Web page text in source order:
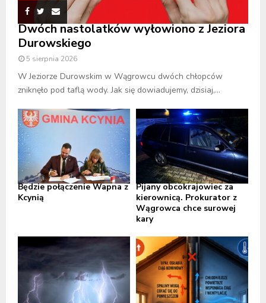
Dwóch nastolatków wyłowiono z Jeziora
Durowskiego
5 sierpnia 2026
W Jeziorze Durowskim w Wągrowcu dwóch chłopców
zniknęło pod taflą wody. Jak się dowiadujemy, dzisiaj,...
Będzie połączenie Wapna z
Kcynią
Pijany obcokrajowiec za
kierownicą. Prokurator z
Wągrowca chce surowej
kary